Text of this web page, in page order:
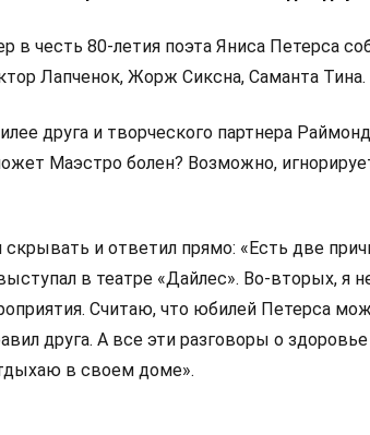
в честь 80-летия поэта Яниса Петерса
Лапченок, Жорж Сиксна, Саманта Тина.
друга и творческого партнера
Маэстро болен? Возможно,
скрывать и ответил прямо: «Есть две
в театре «Дайлес». Во-вторых, я
Считаю, что юбилей Петерса
друга. А все эти разговоры о
в своем доме».